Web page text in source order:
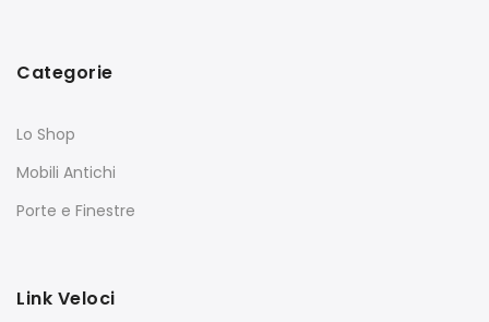
Categorie
Lo Shop
Mobili Antichi
Porte e Finestre
Link Veloci